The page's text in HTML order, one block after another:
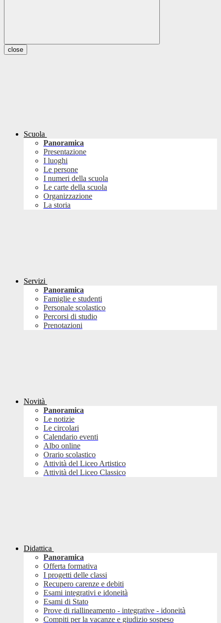
close
Scuola
Panoramica
Presentazione
I luoghi
Le persone
I numeri della scuola
Le carte della scuola
Organizzazione
La storia
Servizi
Panoramica
Famiglie e studenti
Personale scolastico
Percorsi di studio
Prenotazioni
Novità
Panoramica
Le notizie
Le circolari
Calendario eventi
Albo online
Orario scolastico
Attività del Liceo Artistico
Attività del Liceo Classico
Didattica
Panoramica
Offerta formativa
I progetti delle classi
Recupero carenze e debiti
Esami integrativi e idoneità
Esami di Stato
Prove di riallineamento - integrative - idoneità
Compiti per la vacanze e giudizio sospeso